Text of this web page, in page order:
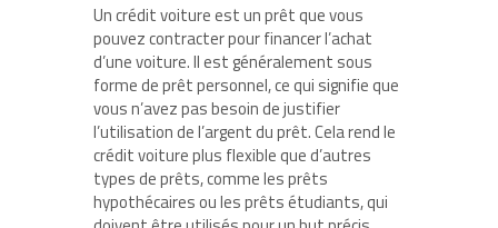
Un crédit voiture est un prêt que vous
pouvez contracter pour financer l’achat
d’une voiture. Il est généralement sous
forme de prêt personnel, ce qui signifie que
vous n’avez pas besoin de justifier
l’utilisation de l’argent du prêt. Cela rend le
crédit voiture plus flexible que d’autres
types de prêts, comme les prêts
hypothécaires ou les prêts étudiants, qui